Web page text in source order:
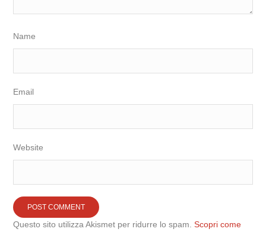
Name
Email
Website
Questo sito utilizza Akismet per ridurre lo spam.Scopri come